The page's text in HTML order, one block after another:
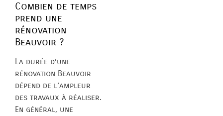
Combien de temps
prend une
rénovation
Beauvoir ?
La durée d’une
rénovation Beauvoir
dépend de l’ampleur
des travaux à réaliser.
En général, une